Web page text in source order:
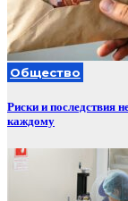
Общество
Риски и последствия
каждому